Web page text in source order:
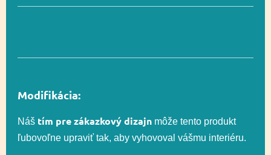
informacie
Ďalšie informácie
Modifikácia:
Náš tím pre zákazkový dizajn môže tento produkt
ľubovoľne upraviť tak, aby vyhovoval vášmu interiéru.